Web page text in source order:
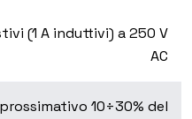
(1 A induttivi) a 250 V
AC
10÷30% del